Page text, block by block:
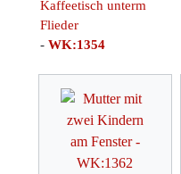
Kaffeetisch unterm
Flieder
- WK:1354